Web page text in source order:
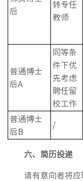
后
转专任
教师
普通博士
后A
同等条
件下优
先考虑
聘任留
校工作
普通博士
后B
/
六、简历投递
请有意向者将应